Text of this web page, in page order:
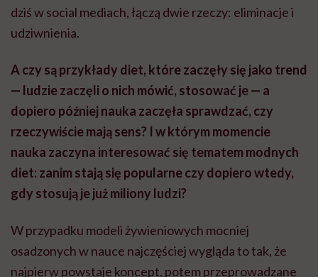
dziś w social mediach, łączą dwie rzeczy: eliminacje i
udziwnienia.
A czy są przykłady diet, które zaczęły się jako trend
— ludzie zaczęli o nich mówić, stosować je — a
dopiero później nauka zaczęła sprawdzać, czy
rzeczywiście mają sens? I w którym momencie
nauka zaczyna interesować się tematem modnych
diet: zanim stają się popularne czy dopiero wtedy,
gdy stosują je już miliony ludzi?
W przypadku modeli żywieniowych mocniej
osadzonych w nauce najczęściej wygląda to tak, że
najpierw powstaje koncept, potem przeprowadzane